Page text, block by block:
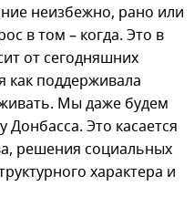
неизбежно, рано или
в том – когда. Это в
от сегодняшних
как поддерживала
Мы даже будем
Это касается
решения социальных
характера и